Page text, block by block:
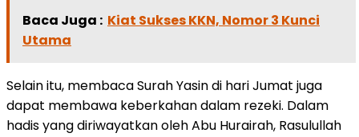
Baca Juga : Kiat Sukses KKN, Nomor 3 Kunci
Utama
Selain itu, membaca Surah Yasin di hari Jumat juga
dapat membawa keberkahan dalam rezeki. Dalam
hadis yang diriwayatkan oleh Abu Hurairah, Rasulullah